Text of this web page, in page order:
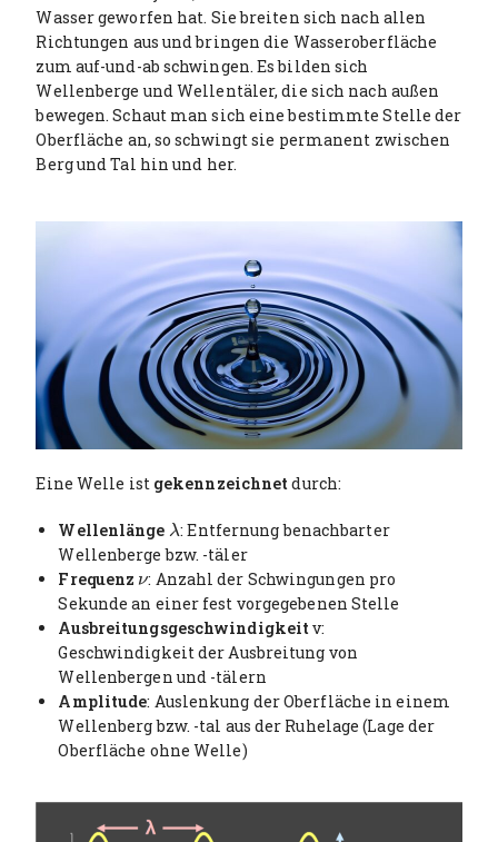
Wasser geworfen hat. Sie breiten sich nach allen
Richtungen aus und bringen die Wasseroberfläche
zum auf-und-ab schwingen. Es bilden sich
Wellenberge und Wellentäler, die sich nach außen
bewegen. Schaut man sich eine bestimmte Stelle der
Oberfläche an, so schwingt sie permanent zwischen
Berg und Tal hin und her.
Eine Welle ist gekennzeichnetdurch:
Wellenlänge λ
λ: Entfernung benachbarter
Wellenberge bzw. -täler
Frequenz ν
ν: Anzahl der Schwingungen pro
Sekunde an einer fest vorgegebenen Stelle
Ausbreitungsgeschwindigkeit v:
Geschwindigkeit der Ausbreitung von
Wellenbergen und -tälern
Amplitude: Auslenkung der Oberfläche in einem
Wellenberg bzw. -tal aus der Ruhelage (Lage der
Oberfläche ohne Welle)